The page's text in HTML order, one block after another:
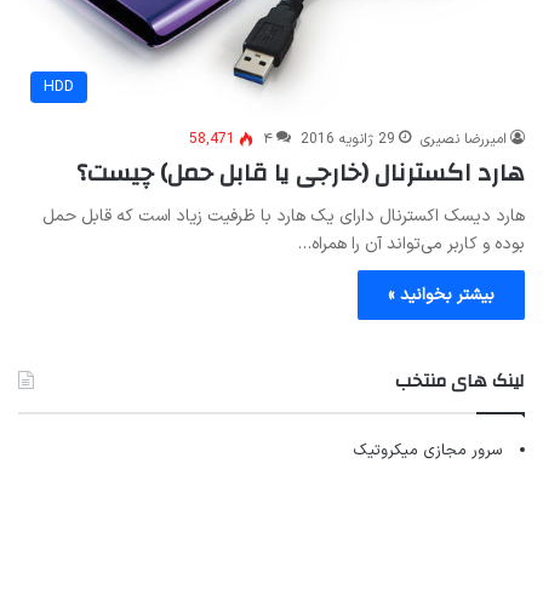
HDD
امیررضا نصیری 29 ژانویه 2016 ۴ 58,471
هارد اکسترنال (خارجی یا قابل حمل) چیست؟
هارد دیسک اکسترنال دارای یک هارد با ظرفیت زیاد است که قابل حمل
بوده و کاربر می‌تواند آن را همراه…
بیشتر بخوانید »
لینک های منتخب
سرور مجازی میکروتیک